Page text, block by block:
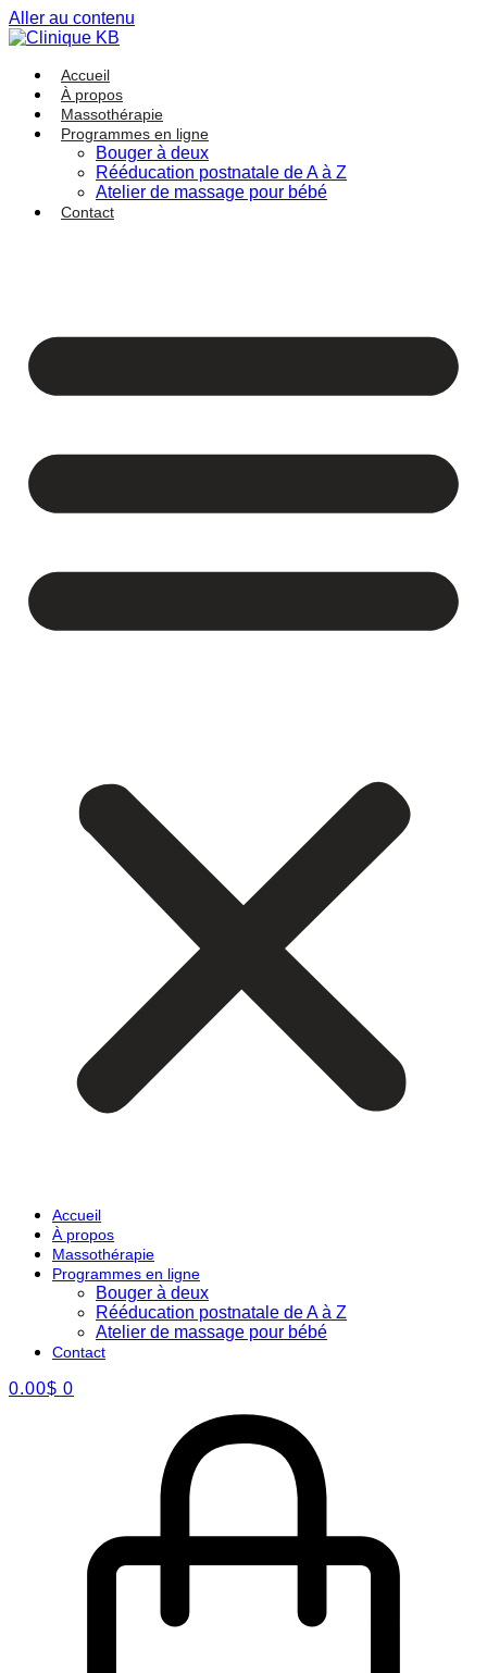
Aller au contenu
Accueil
À propos
Massothérapie
Programmes en ligne
Bouger à deux
Rééducation postnatale de A à Z
Atelier de massage pour bébé
Contact
Accueil
À propos
Massothérapie
Programmes en ligne
Bouger à deux
Rééducation postnatale de A à Z
Atelier de massage pour bébé
Contact
0.00$ 0